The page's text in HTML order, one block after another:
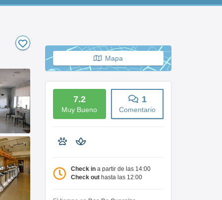
Mapa
7.2
Muy Bueno
1
Comentario
Check in a partir de las 14:00
Check out hasta las 12:00